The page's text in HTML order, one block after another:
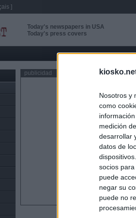
Nosotros y
como
medición
desarrollar
datos de
socios
puede
negar su
puede no
Today's newspapers in USA
Today's press covers
publicidad
]